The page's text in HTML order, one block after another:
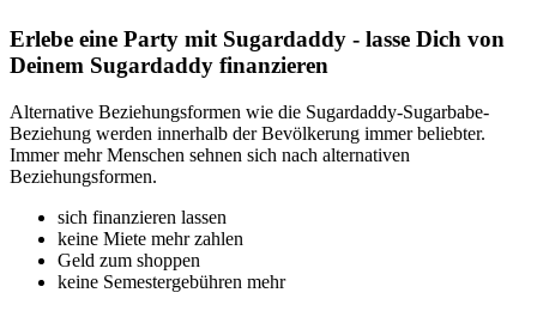
Erlebe eine Party mit Sugardaddy - lasse Dich von
Deinem Sugardaddy finanzieren
Alternative Beziehungsformen wie die Sugardaddy-Sugarbabe-
Beziehung werden innerhalb der Bevölkerung immer beliebter.
Immer mehr Menschen sehnen sich nach alternativen
Beziehungsformen.
sich finanzieren lassen
keine Miete mehr zahlen
Geld zum shoppen
keine Semestergebühren mehr